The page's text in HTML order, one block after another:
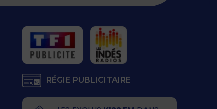
RÉGIE PUBLICITAIRE